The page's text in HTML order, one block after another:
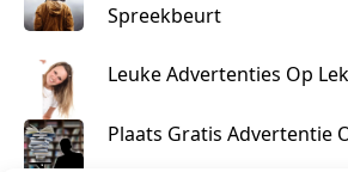
Spreekbeurt
Leuke Advertenties Op
Plaats Gratis Advertentie